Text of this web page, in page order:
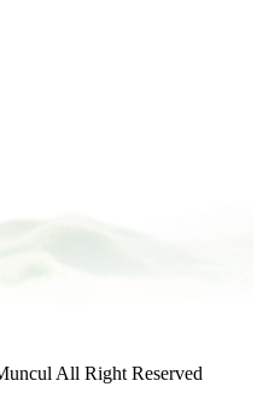
All Right Reserved